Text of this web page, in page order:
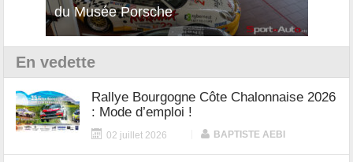
12Cilindri Manuale
En vedette
Rallye Bourgogne Côte Chalonnaise 2026
: Mode d’emploi !
02 juillet 2026 BAPTISTE AEBI